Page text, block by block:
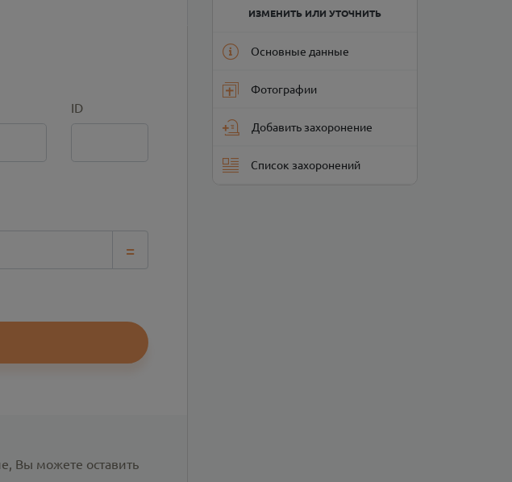
ID
=
Вы можете оставить
ИЗМЕНИТЬ ИЛИ УТОЧНИТЬ
Основные данные
Фотографии
Добавить захоронение
Список захоронений